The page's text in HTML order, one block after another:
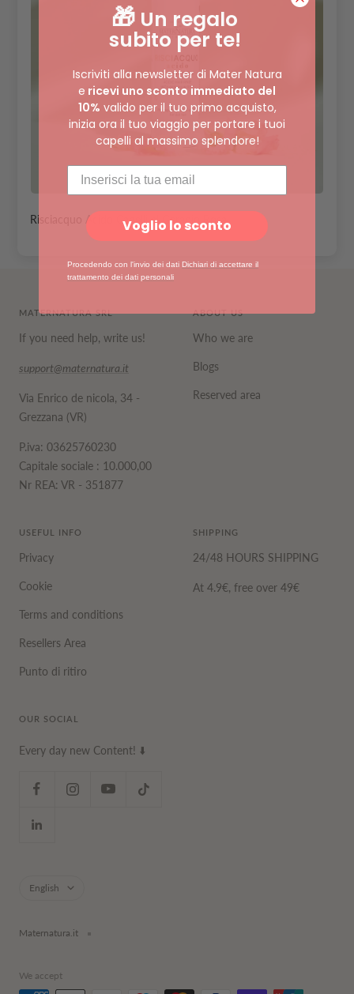
Risciacquo Acido Capelli al Geranio Rosa
MATERNATURA SRL
If you need help, write us!
support@maternatura.it
Via Enrico de nicola, 34 -
Grezzana (VR)
P.iva: 03625760230
Capitale sociale : 10.000,00
Nr REA: VR - 351877
ABOUT US
Who we are
Blogs
Reserved area
USEFUL INFO
Privacy
Cookie
Terms and conditions
Resellers Area
Punto di ritiro
SHIPPING
24/48 HOURS SHIPPING
At 4.9€, free over 49€
OUR SOCIAL
Every day new Content! ⬇️
Language
English
Maternatura.it
We accept
🎁 Un regalo
subito per te!
Iscriviti alla newsletter di Mater Natura
e ricevi uno sconto immediato del
10% valido per il tuo primo acquisto,
inizia ora il tuo viaggio per portare i tuoi
capelli al massimo splendore!
Voglio lo sconto
Procedendo con l'invio dei dati Dichiari di accettare il
trattamento dei dati personali